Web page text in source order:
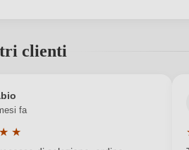
zuccherino
clienti
fa
★ ★